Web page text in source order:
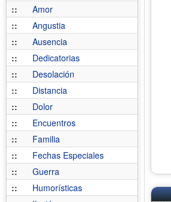
::
Amor
::
Angustia
::
Ausencia
::
Dedicatorias
::
Desolación
::
Distancia
::
Dolor
::
Encuentros
::
Familia
::
Fechas Especiales
::
Guerra
::
Humorísticas